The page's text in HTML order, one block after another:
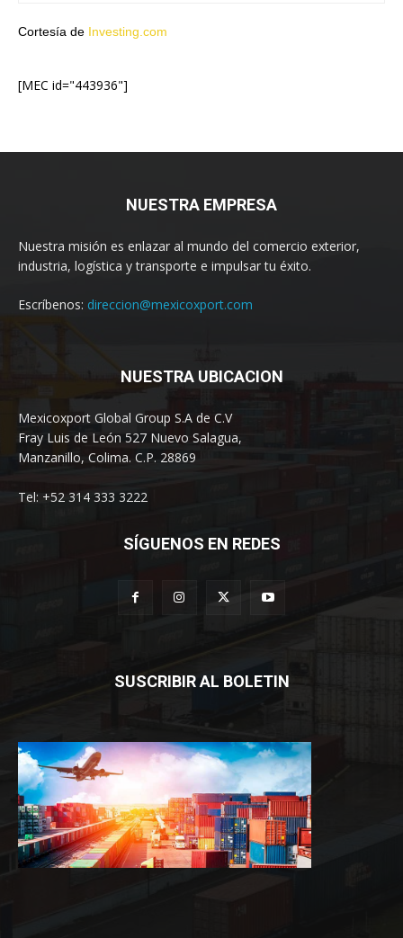
Cortesía de Investing.com
[MEC id="443936"]
NUESTRA EMPRESA
Nuestra misión es enlazar al mundo del comercio exterior,
industria, logística y transporte e impulsar tu éxito.
Escríbenos: direccion@mexicoxport.com
NUESTRA UBICACION
Mexicoxport Global Group S.A de C.V
Fray Luis de León 527 Nuevo Salagua,
Manzanillo, Colima. C.P. 28869
Tel: +52 314 333 3222
SÍGUENOS EN REDES
SUSCRIBIR AL BOLETIN